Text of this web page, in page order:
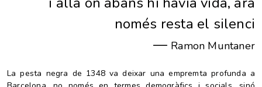
només resta el silenci
— Ramon Muntaner
La pesta negra de 1348 va deixar una empremta profunda a